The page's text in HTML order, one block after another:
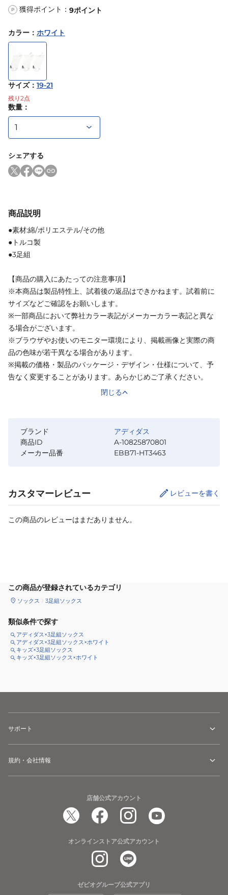
P 獲得ポイント： 9ポイント
カラー ： ホワイト
サイズ： 19-21
残り 2 点
数量：
シェアする
商品説明
●素材:綿/ポリエステル/その他
●トルコ製
●3足組
【商品の購入にあたっての注意事項】
※本商品は製品特性上、試着後の返品はできかねます。試着前に
サイズなどご確認をお願いします。
※一部商品において弊社カラー表記がメーカーカラー表記と異な
る場合がございます。
※ブラウザやお使いのモニター環境により、掲載画像と実際の商
品の色味が若干異なる場合があります。
※掲載の価格・製品のパッケージ・デザイン・仕様について、予
告なく変更することがあります。あらかじめご了承ください。
閉じる
ブランド
アディダス
商品ID
A-10825870801
メーカー品番
EBB71-HT3463
カスタマーレビュー レビューを書く
この商品のレビューはまだありません。
この商品が登録されているカテゴリ
ソックス 3足組ソックス
類似条件で探す
アディダス×3足組ソックス
アディダス×3足組ソックス×ホワイト
キッズ×3足組ソックス
キッズ×3足組ソックス×ホワイト
サポート
規約・会社情報
店舗公式アカウント
オンラインストア公式アカウント
ゼビオグループ公式アプリ